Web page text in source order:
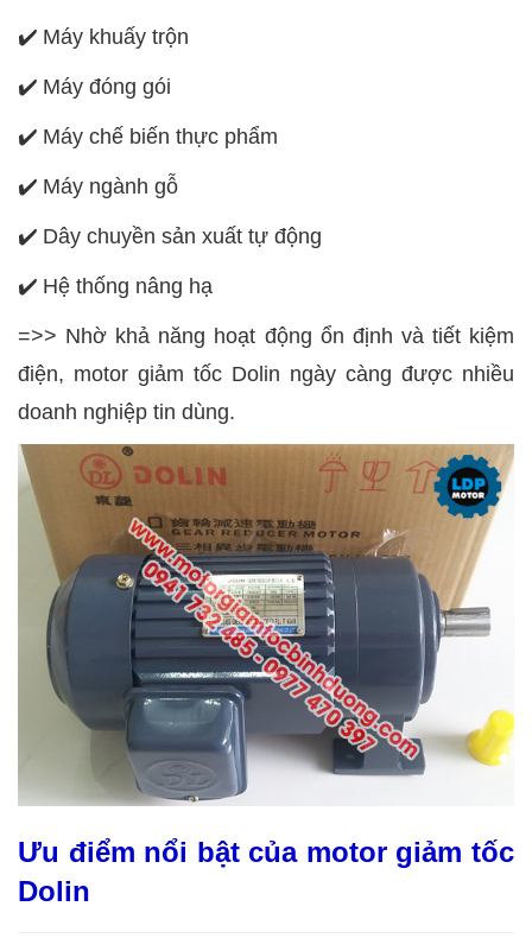
✔️ Máy khuấy trộn
✔️ Máy đóng gói
✔️ Máy chế biến thực phẩm
✔️ Máy ngành gỗ
✔️ Dây chuyền sản xuất tự động
✔️ Hệ thống nâng hạ
=>> Nhờ khả năng hoạt động ổn định và tiết kiệm
điện, motor giảm tốc Dolin ngày càng được nhiều
doanh nghiệp tin dùng.
Ưu điểm nổi bật của motor giảm tốc
Dolin